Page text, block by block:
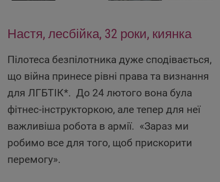
Настя, лесбійка, 32 роки, киянка
Пілотеса безпілотника дуже сподівається,
що війна принесе рівні права та визнання
для ЛГБТІК*. До 24 лютого вона була
фітнес-інструкторкою, але тепер для неї
важливіша робота в армії. «Зараз ми
робимо все для того, щоб прискорити
перемогу».